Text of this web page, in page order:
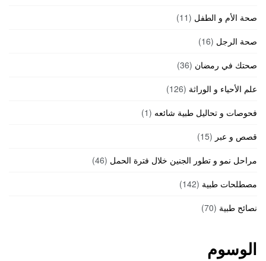
صحة الأم و الطفل (11)
صحة الرجل (16)
صحتك في رمضان (36)
علم الأحياء و الوراثة (126)
فحوصات و تحاليل طبية شائعه (1)
قصص و عبر (15)
مراحل نمو و تطور الجنين خلال فترة الحمل (46)
مصطلحات طبية (142)
نصائح طبية (70)
الوسوم